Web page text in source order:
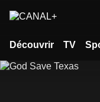
Découvrir TV